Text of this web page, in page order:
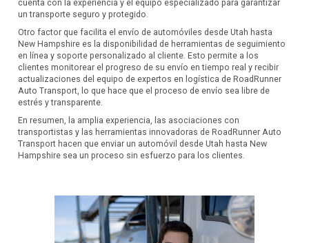
cuenta con la experiencia y el equipo especializado para garantizar
un transporte seguro y protegido.
Otro factor que facilita el envío de automóviles desde Utah hasta
New Hampshire es la disponibilidad de herramientas de seguimiento
en línea y soporte personalizado al cliente. Esto permite a los
clientes monitorear el progreso de su envío en tiempo real y recibir
actualizaciones del equipo de expertos en logística de RoadRunner
Auto Transport, lo que hace que el proceso de envío sea libre de
estrés y transparente.
En resumen, la amplia experiencia, las asociaciones con
transportistas y las herramientas innovadoras de RoadRunner Auto
Transport hacen que enviar un automóvil desde Utah hasta New
Hampshire sea un proceso sin esfuerzo para los clientes.